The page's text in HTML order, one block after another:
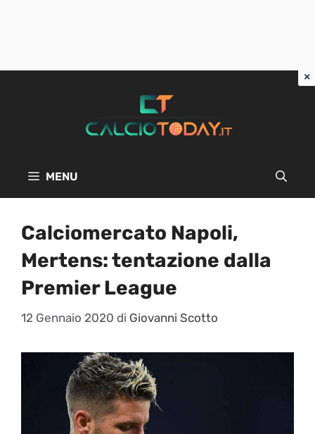
MENU
Calciomercato Napoli,
Mertens: tentazione dalla
Premier League
12 Gennaio 2020 di Giovanni Scotto